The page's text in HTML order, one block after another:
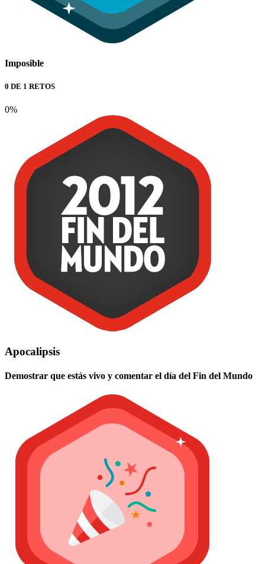
Imposible
0 DE 1 RETOS
0%
Apocalipsis
Demostrar que estás vivo y comentar el día del Fin del Mundo